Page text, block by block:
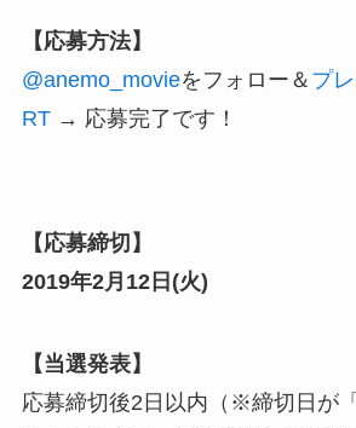
【応募方法】
@anemo_movieをフォロー ＆ プ
RT→ 応募完了です！
【応募締切】
2019年2月12日(火)
【当選発表】
応募締切後2日以内（※締切日が